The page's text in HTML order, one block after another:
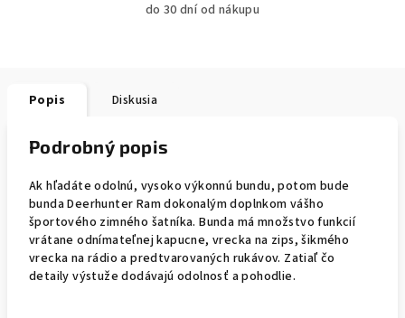
do 30 dní od nákupu
Popis Diskusia
Podrobný popis
Ak hľadáte odolnú, vysoko výkonnú bundu, potom bude
bunda Deerhunter Ram dokonalým doplnkom vášho
športového zimného šatníka. Bunda má množstvo funkcií
vrátane odnímateľnej kapucne, vrecka na zips, šikmého
vrecka na rádio a predtvarovaných rukávov. Zatiaľ čo
detaily výstuže dodávajú odolnosť a pohodlie.